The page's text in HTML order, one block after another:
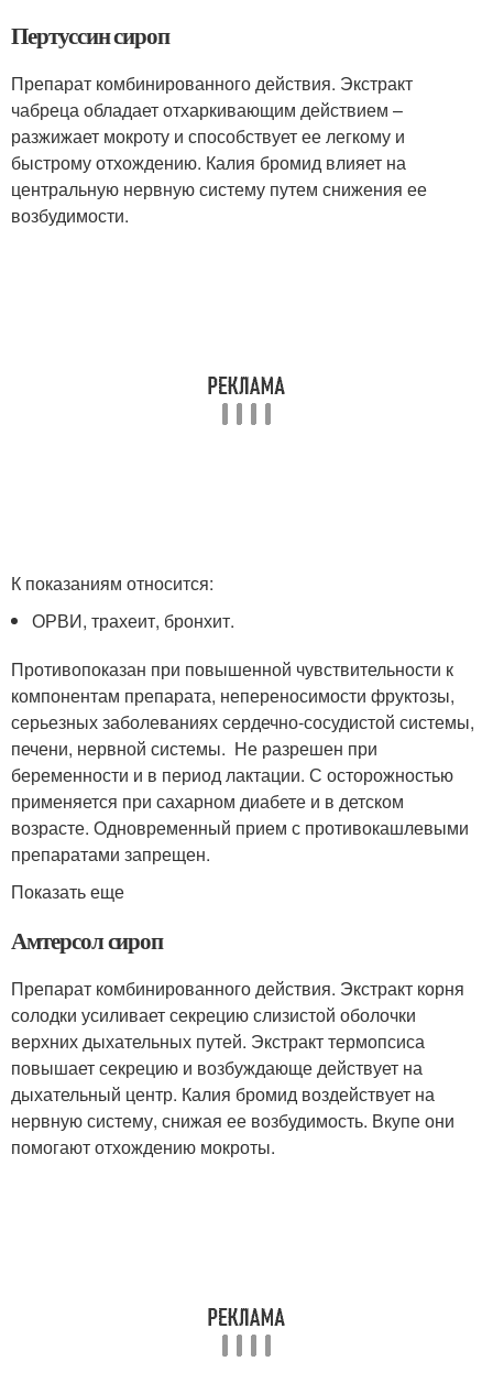
Пертуссин сироп
Препарат комбинированного действия. Экстракт
чабреца обладает отхаркивающим действием –
разжижает мокроту и способствует ее легкому и
быстрому отхождению. Калия бромид влияет на
центральную нервную систему путем снижения ее
возбудимости.
К показаниям относится:
ОРВИ, трахеит, бронхит.
Противопоказан при повышенной чувствительности к
компонентам препарата, непереносимости фруктозы,
серьезных заболеваниях сердечно-сосудистой системы,
печени, нервной системы. Не разрешен при
беременности и в период лактации. С осторожностью
применяется при сахарном диабете и в детском
возрасте. Одновременный прием с противокашлевыми
препаратами запрещен.
Показать еще
Амтерсол сироп
Препарат комбинированного действия. Экстракт корня
солодки усиливает секрецию слизистой оболочки
верхних дыхательных путей. Экстракт термопсиса
повышает секрецию и возбуждающе действует на
дыхательный центр. Калия бромид воздействует на
нервную систему, снижая ее возбудимость. Вкупе они
помогают отхождению мокроты.